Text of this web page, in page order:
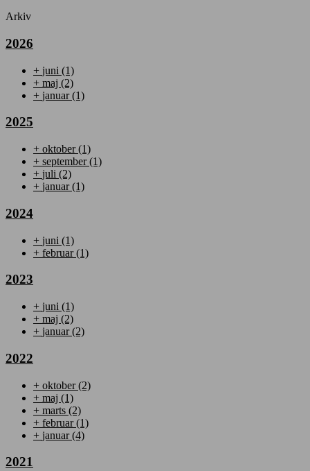
Arkiv
2026
+ juni (1)
+ maj (2)
+ januar(1)
2025
+ oktober(1)
+ september(1)
+ juli (2)
+ januar(1)
2024
+ juni (1)
+ februar(1)
2023
+ juni (1)
+ maj (2)
+ januar(2)
2022
+ oktober(2)
+ maj (1)
+ marts (2)
+ februar(1)
+ januar(4)
2021